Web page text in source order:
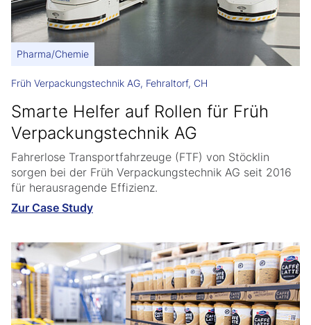
Pharma/Chemie
Früh Verpackungstechnik AG, Fehraltorf, CH
Smarte Helfer auf Rollen für Früh
Verpackungstechnik AG
Fahrerlose Transportfahrzeuge (FTF) von Stöcklin
sorgen bei der Früh Verpackungstechnik AG seit 2016
für herausragende Effizienz.
Zur Case Study